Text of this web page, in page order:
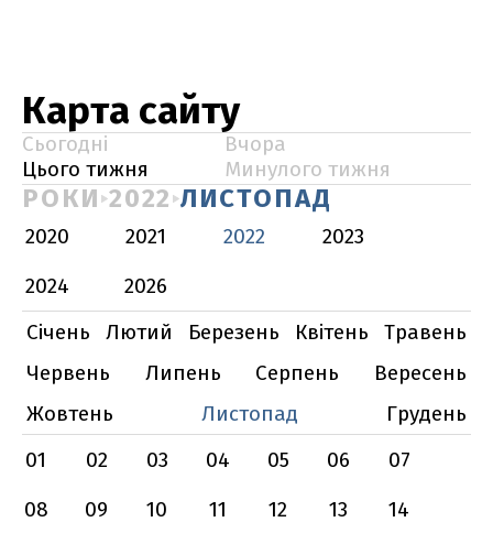
Карта сайту
Сьогодні
Вчора
Цього тижня
Минулого тижня
РОКИ 2022 ЛИСТОПАД
2020 2021 2022
2023
2024
2026
Січень
Лютий Березень Квітень
Травень
Червень
Липень Серпень
Вересень
Жовтень
Листопад
Грудень
01
02 03 04 05 06
07
08
09 10 11 12 13
14